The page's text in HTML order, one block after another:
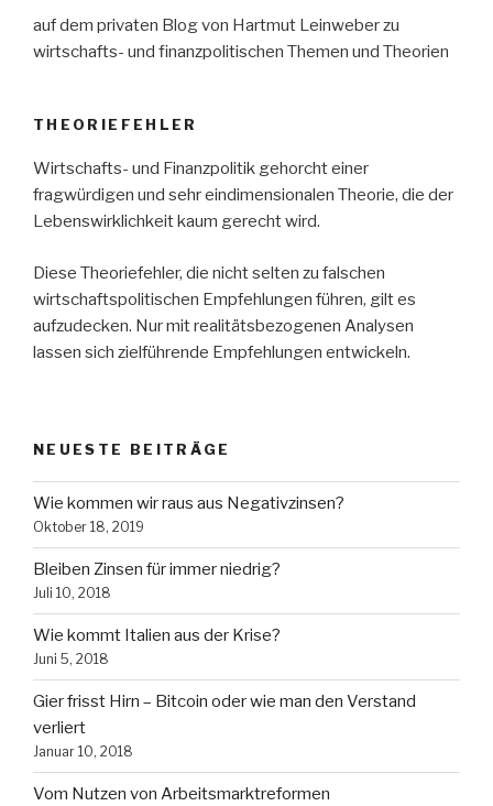
auf dem privaten Blog von Hartmut Leinweber zu
wirtschafts- und finanzpolitischen Themen und Theorien
THEORIEFEHLER
Wirtschafts- und Finanzpolitik gehorcht einer
fragwürdigen und sehr eindimensionalen Theorie, die der
Lebenswirklichkeit kaum gerecht wird.
Diese Theoriefehler, die nicht selten zu falschen
wirtschaftspolitischen Empfehlungen führen, gilt es
aufzudecken. Nur mit realitätsbezogenen Analysen
lassen sich zielführende Empfehlungen entwickeln.
NEUESTE BEITRÄGE
Wie kommen wir raus aus Negativzinsen?
Oktober 18, 2019
Bleiben Zinsen für immer niedrig?
Juli 10, 2018
Wie kommt Italien aus der Krise?
Juni 5, 2018
Gier frisst Hirn – Bitcoin oder wie man den Verstand
verliert
Januar 10, 2018
Vom Nutzen von Arbeitsmarktreformen